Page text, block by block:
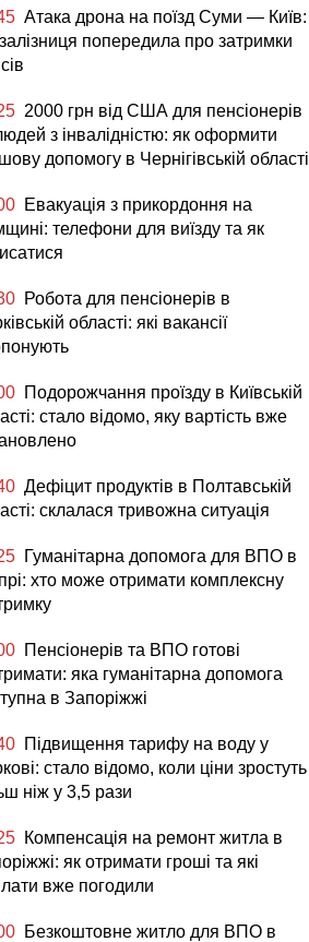
Атака дрона на поїзд Суми — Київ:
попередила про затримки
2000 грн від США для пенсіонерів
з інвалідністю: як оформити
допомогу в Чернігівській області
Евакуація з прикордоння на
телефони для виїзду та як
Робота для пенсіонерів в
області: які вакансії
Подорожчання проїзду в Київській
стало відомо, яку вартість вже
Дефіцит продуктів в Полтавській
склалася тривожна ситуація
Гуманітарна допомога для ВПО в
хто може отримати комплексну
Пенсіонерів та ВПО готові
яка гуманітарна допомога
в Запоріжжі
Підвищення тарифу на воду у
стало відомо, коли ціни зростуть
ніж у 3,5 рази
Компенсація на ремонт житла в
як отримати гроші та які
вже погодили
Безкоштовне житло для ВПО в